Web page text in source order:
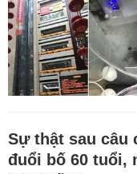
Sự thật sau câu
đuổi bố 60 tuổi,